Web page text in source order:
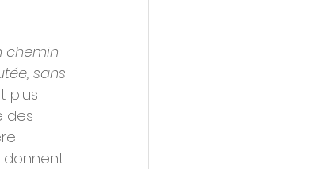
chemin
sans
plus
des
donnent